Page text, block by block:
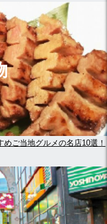
ご当地グルメの名店10選！